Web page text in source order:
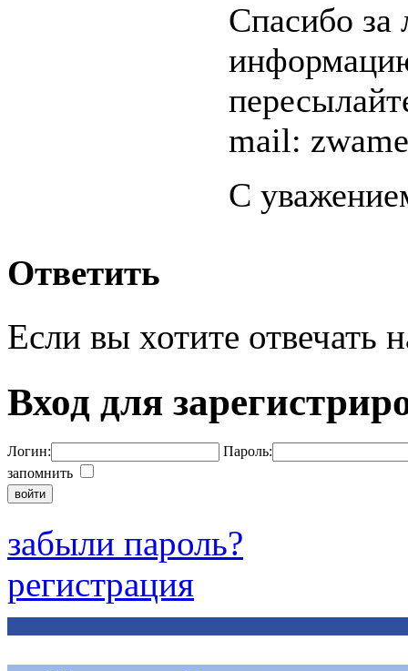
Спасибо
mail:
С
Ответить
Если вы хотите отвечать
Вход для
Логин:
Пароль:
запомнить
забыли пароль?
регистрация